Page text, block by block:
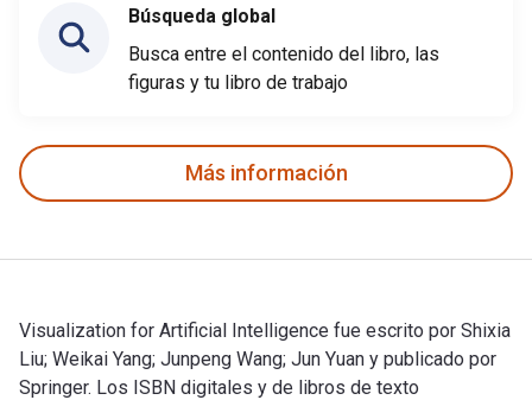
Búsqueda global
Busca entre el contenido del libro, las
figuras y tu libro de trabajo
Más información
Visualization for Artificial Intelligence fue escrito por Shixia
Liu; Weikai Yang; Junpeng Wang; Jun Yuan y publicado por
Springer. Los ISBN digitales y de libros de texto